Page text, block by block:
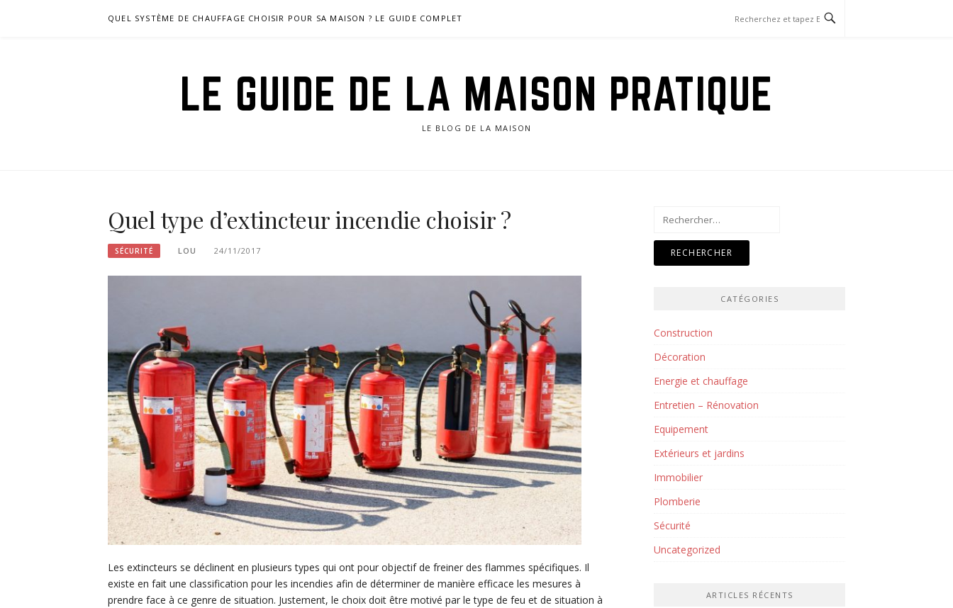
QUEL SYSTÈME DE CHAUFFAGE CHOISIR POUR SA MAISON ? LE GUIDE COMPLET
LE GUIDE DE LA MAISON PRATIQUE
LE BLOG DE LA MAISON
Quel type d’extincteur incendie choisir ?
SÉCURITÉ LOU 24/11/2017
Les extincteurs se déclinent en plusieurs types qui ont pour objectif de freiner des flammes spécifiques. Il
existe en fait une classification pour les incendies afin de déterminer de manière efficace les mesures à
prendre face à ce genre de situation. Justement, le choix doit être motivé par le type de feu et de situation à
Rechercher :
CATÉGORIES
Construction
Décoration
Energie et chauffage
Entretien – Rénovation
Equipement
Extérieurs et jardins
Immobilier
Plomberie
Sécurité
Uncategorized
ARTICLES RÉCENTS